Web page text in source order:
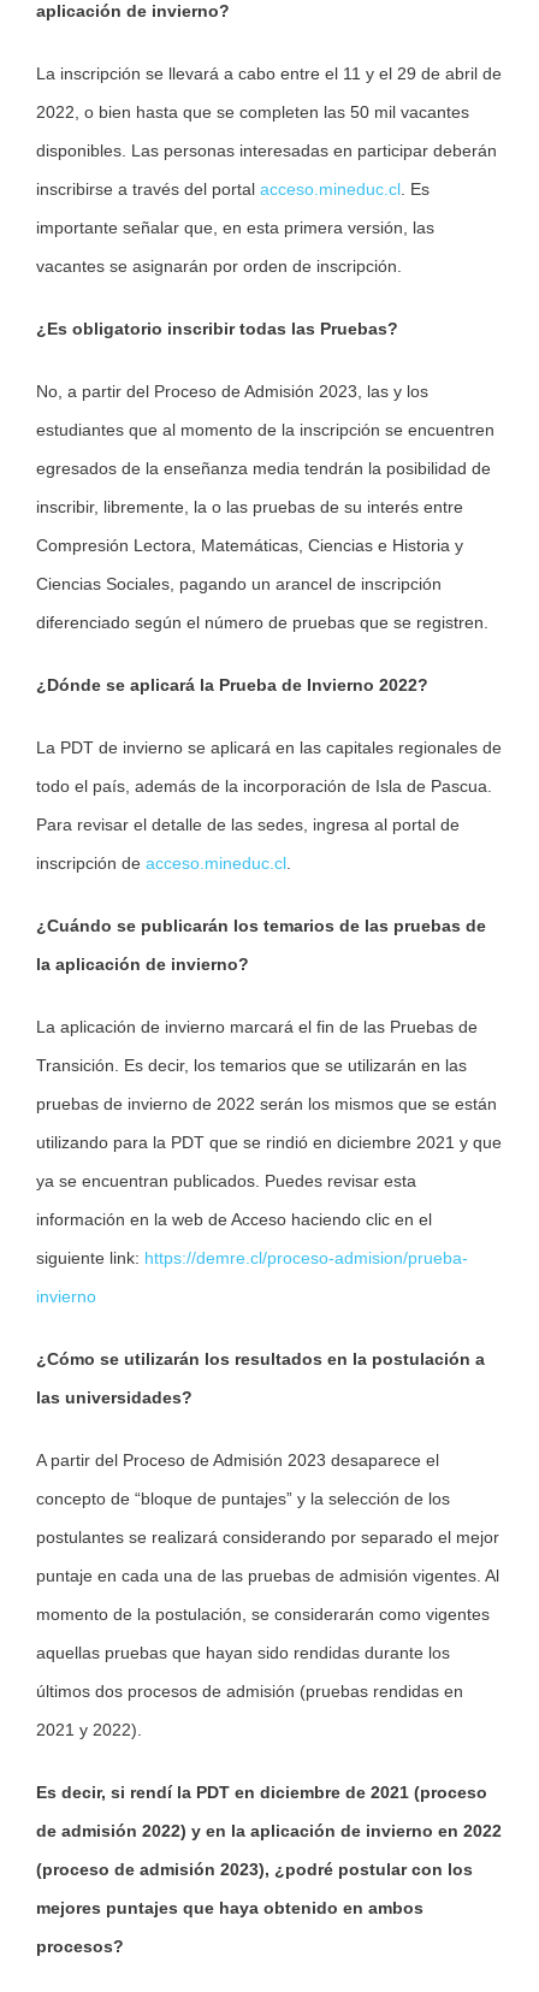
aplicación de invierno?
La inscripción se llevará a cabo entre el 11 y el 29 de abril de
2022, o bien hasta que se completen las 50 mil vacantes
disponibles. Las personas interesadas en participar deberán
inscribirse a través del portal acceso.mineduc.cl . Es
importante señalar que, en esta primera versión, las
vacantes se asignarán por orden de inscripción.
¿Es obligatorio inscribir todas las Pruebas?
No, a partir del Proceso de Admisión 2023, las y los
estudiantes que al momento de la inscripción se encuentren
egresados de la enseñanza media tendrán la posibilidad de
inscribir, libremente, la o las pruebas de su interés entre
Compresión Lectora, Matemáticas, Ciencias e Historia y
Ciencias Sociales, pagando un arancel de inscripción
diferenciado según el número de pruebas que se registren.
¿Dónde se aplicará la Prueba de Invierno 2022?
La PDT de invierno se aplicará en las capitales regionales de
todo el país, además de la incorporación de Isla de Pascua.
Para revisar el detalle de las sedes, ingresa al portal de
inscripción de acceso.mineduc.cl
¿Cuándo se publicarán los temarios de las pruebas de
la aplicación de invierno?
La aplicación de invierno marcará el fin de las Pruebas de
Transición. Es decir, los temarios que se utilizarán en las
pruebas de invierno de 2022 serán los mismos que se están
utilizando para la PDT que se rindió en diciembre 2021 y que
ya se encuentran publicados. Puedes revisar esta
información en la web de Acceso haciendo clic en el
siguiente link: https://demre.cl/proceso-admision/prueba-
invierno
¿Cómo se utilizarán los resultados en la postulación a
las universidades?
A partir del Proceso de Admisión 2023 desaparece el
concepto de “bloque de puntajes” y la selección de los
postulantes se realizará considerando por separado el mejor
puntaje en cada una de las pruebas de admisión vigentes. Al
momento de la postulación, se considerarán como vigentes
aquellas pruebas que hayan sido rendidas durante los
últimos dos procesos de admisión (pruebas rendidas en
2021 y 2022).
Es decir, si rendí la PDT en diciembre de 2021 (proceso
de admisión 2022) y en la aplicación de invierno en 2022
(proceso de admisión 2023), ¿podré postular con los
mejores puntajes que haya obtenido en ambos
procesos?